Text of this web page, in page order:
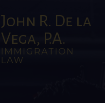
John R. De la
Vega, P.A.
IMMIGRATION
LAW